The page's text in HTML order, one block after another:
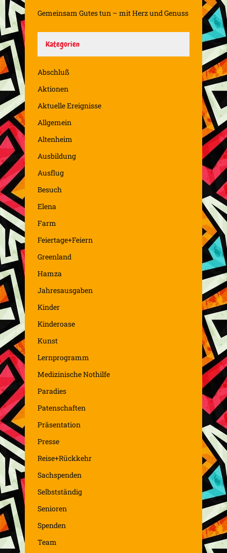
Gemeinsam Gutes tun – mit Herz und Genuss
Kategorien
Abschluß
Aktionen
Aktuelle Ereignisse
Allgemein
Altenheim
Ausbildung
Ausflug
Besuch
Elena
Farm
Feiertage+Feiern
Greenland
Hamza
Jahresausgaben
Kinder
Kinderoase
Kunst
Lernprogramm
Medizinische Nothilfe
Paradies
Patenschaften
Präsentation
Presse
Reise+Rückkehr
Sachspenden
Selbstständig
Senioren
Spenden
Team